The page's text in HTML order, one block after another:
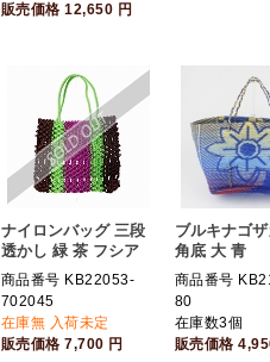
販売価格12,650 円
ナイロンバッグ 三段
透かし 緑 茶 フシア
商品番号 KB22053-
702045
在庫無 入荷未定
販売価格7,700 円
ブルキナゴ
角底 大 青
商品番号
80
在庫数3個
販売価格